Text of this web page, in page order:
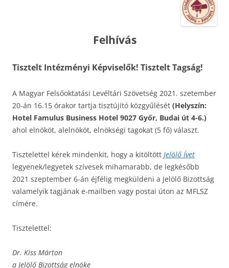
Felhívás
Tisztelt Intézményi Képviselők! Tisztelt Tagság!
A Magyar Felsőoktatási Levéltári Szövetség 2021. szetember
20-án 16.15 órakor tartja tisztújító közgyűlését (Helyszín:
Hotel Famulus Business Hotel 9027 Győr, Budai út 4-6.)
ahol elnököt, alelnököt, elnökségi tagokat (5 fő) választ.
Tisztelettel kérek mindenkit, hogy a kitöltött Jelölő Ívet
legyenek/legyetek szívesek mihamarabb, de legkésőbb
2021 szeptember 6-án éjfélig megküldeni a Jelölő Bizottság
valamelyik tagjának e-mailben vagy postai úton az MFLSZ
címére.
Tisztelettel:
Dr. Kiss Márton
a Jelölő Bizottság elnöke